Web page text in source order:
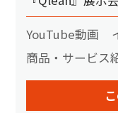
YouTube動画
商品・サービス